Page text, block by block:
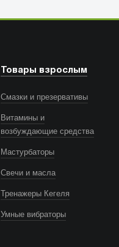
Товары взрослым
Смазки и презервативы
Витамины и
возбуждающие средства
Мастурбаторы
Свечи и масла
Тренажеры Кегеля
Умные вибраторы